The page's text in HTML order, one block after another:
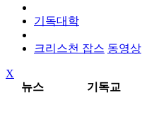
기독대학
크리스천 잡스 동영상
X
뉴스
기독교